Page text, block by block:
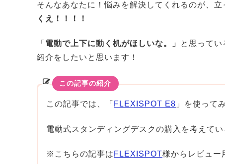
そんなあなたに！悩みを解決してくれるのが、
くえ！！！！
「 電動で上下に動く机がほしいな。」 と思ってい
紹介をしたいと思います！
この記事の紹介
この記事では、「 FLEXISPOT E8 」を使って
電動式スタンディングデスクの購入を考えてい
※こちらの記事は FLEXISPOT様からレビュー